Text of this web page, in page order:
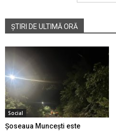
ȘTIRI DE ULTIMĂ ORĂ
Social
Șoseaua Muncești este